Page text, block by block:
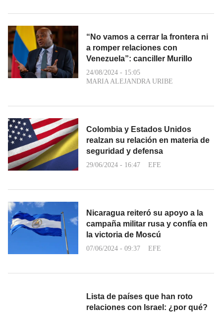
“No vamos a cerrar la frontera ni
a romper relaciones con
Venezuela”: canciller Murillo
24/08/2024 - 15:05
MARIA ALEJANDRA URIBE
Colombia y Estados Unidos
realzan su relación en materia de
seguridad y defensa
29/06/2024 - 16:47 EFE
Nicaragua reiteró su apoyo a la
campaña militar rusa y confía en
la victoria de Moscú
07/06/2024 - 09:37 EFE
Lista de países que han roto
relaciones con Israel: ¿por qué?